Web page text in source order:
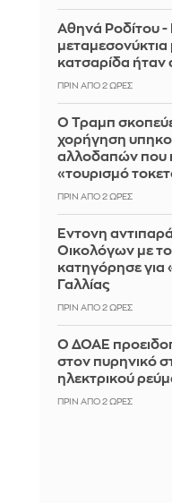
Αθηνά Ροδίτου -
μεταμεσονύκτια
κατσαρίδα ήταν
ΠΡΙΝ ΑΠΌ 2 ΏΡΕΣ
Ο Τραμπ
χορήγηση
αλλοδαπών που
«τουρισμό
ΠΡΙΝ ΑΠΌ 2 ΏΡΕΣ
Έντονη
Οικολόγων με
κατηγόρησε για
Γαλλίας
ΠΡΙΝ ΑΠΌ 2 ΏΡΕΣ
Ο ΔΟΑΕ
στον πυρηνικό
ηλεκτρικού
ΠΡΙΝ ΑΠΌ 2 ΏΡΕΣ